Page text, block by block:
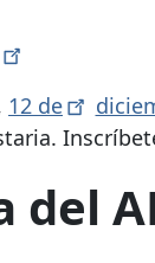
12 de